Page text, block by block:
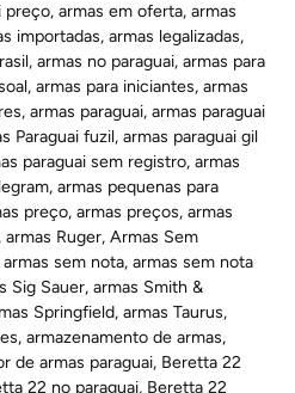
preço,armas em oferta,armas
importadas,armas legalizadas,
,armas no paraguai,armas para
,armas para iniciantes,armas
,armas paraguai,armas paraguai
Paraguai fuzil,armas paraguai gil
paraguai sem registro,armas
,armas pequenas para
preço,armas preços,armas
,armas Ruger,Armas Sem
armas sem nota,armas sem nota
Sig Sauer,armas Smith &
Springfield,armas Taurus,
,armazenamento de armas,
de armas paraguai, Beretta 22
22 no paraguai, Beretta 22